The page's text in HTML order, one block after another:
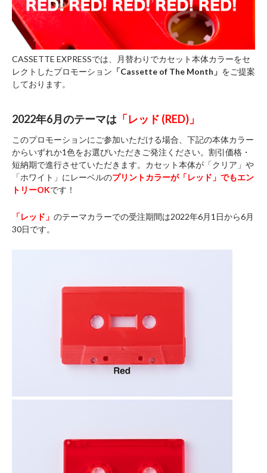
CASSETTE EXPRESSでは、月替わりでカセット本体カラーをセ
レクトしたプロモーション 「Cassette of The Month」 をご提案
しております。
2022年6月のテーマは 「レッド (RED)」
このプロモーションにご参加いただける場合、下記の本体カラー
からいずれか1色をお選びいただきご発注ください。割引価格・
短納期で進行させていただきます。カセット本体が「クリア」や
「ホワイト」にレーベルのプリントカラーが「レッド」でもエン
トリーOKです！
「レッド」 のテーマカラーでの受注期間は2022年6月1日から6月
30日です。